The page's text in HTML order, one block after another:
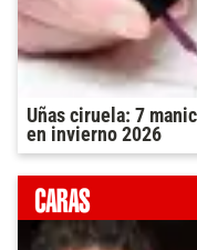
Uñas ciruela: 7
en invierno 2026